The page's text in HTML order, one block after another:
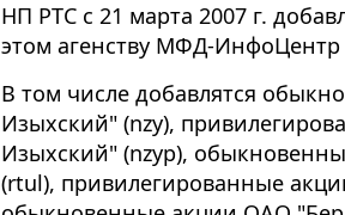
НП РТС с 21 марта 2007 г.
этом агенству МФД-
В том числе добавлятся
Изыхский" (nzy),
Изыхский" (nzyp),
(rtul), привилегированные